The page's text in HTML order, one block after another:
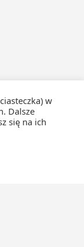
w
Dalsze
się na ich